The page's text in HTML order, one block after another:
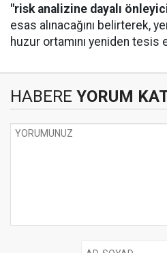
"risk analizine dayalı
esas alınacağını belirterek,
huzur ortamını yeniden tesis
HABERE YORUM